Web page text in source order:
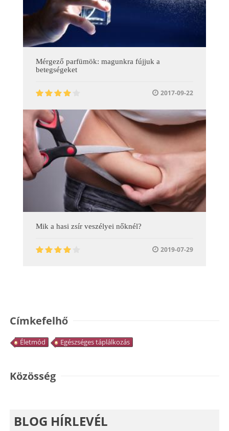
Mérgező parfümök: magunkra fújjuk a
betegségeket
2017-09-22
Mik a hasi zsír veszélyei nőknél?
2019-07-29
Címkefelhő
Életmód Egészséges táplálkozás
Közösség
BLOG HÍRLEVÉL